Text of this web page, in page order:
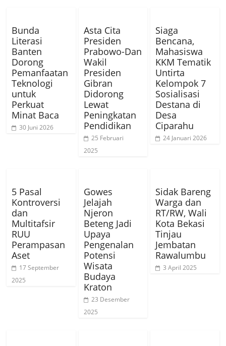
Bunda
Literasi
Banten
Dorong
Pemanfaatan
Teknologi
untuk
Perkuat
Minat Baca
30 Juni 2026
Asta Cita
Presiden
Prabowo-Dan
Wakil
Presiden
Gibran
Didorong
Lewat
Peningkatan
Pendidikan
25 Februari
2025
Siaga
Bencana,
Mahasiswa
KKM Tematik
Untirta
Kelompok 7
Sosialisasi
Destana di
Desa
Ciparahu
24 Januari 2026
5 Pasal
Kontroversi
dan
Multitafsir
RUU
Perampasan
Aset
17 September
2025
Gowes
Jelajah
Njeron
Beteng Jadi
Upaya
Pengenalan
Potensi
Wisata
Budaya
Kraton
23 Desember
2025
Sidak Bareng
Warga dan
RT/RW, Wali
Kota Bekasi
Tinjau
Jembatan
Rawalumbu
3 April 2025